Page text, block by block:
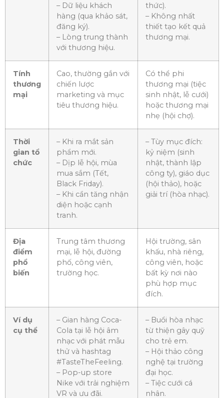
– Dữ liệu khách
hàng (qua khảo sát,
đăng ký).
– Lòng trung thành
với thương hiệu.
thức).
– Không nhất
thiết tạo kết quả
thương mại.
Tính
thương
mại
Cao, thường gắn với
chiến lược
marketing và mục
tiêu thương hiệu.
Có thể phi
thương mại (tiệc
sinh nhật, lễ cưới)
hoặc thương mại
nhẹ (hội chợ).
Thời
gian tổ
chức
– Khi ra mắt sản
phẩm mới.
– Dịp lễ hội, mùa
mua sắm (Tết,
Black Friday).
– Khi cần tăng nhận
diện hoặc cạnh
tranh.
– Tùy mục đích:
kỷ niệm (sinh
nhật, thành lập
công ty), giáo dục
(hội thảo), hoặc
giải trí (hòa nhạc).
Địa
điểm
phổ
biến
Trung tâm thương
mại, lễ hội, đường
phố, công viên,
trường học.
Hội trường, sân
khấu, nhà riêng,
công viên, hoặc
bất kỳ nơi nào
phù hợp mục
đích.
Ví dụ
cụ thể
– Gian hàng Coca-
Cola tại lễ hội âm
nhạc với phát mẫu
thử và hashtag
#TasteTheFeeling.
– Pop-up store
Nike với trải nghiệm
VR và ưu đãi.
– Buổi hòa nhạc
từ thiện gây quỹ
cho trẻ em.
– Hội thảo công
nghệ tại trường
đại học.
– Tiệc cưới cá
nhân.